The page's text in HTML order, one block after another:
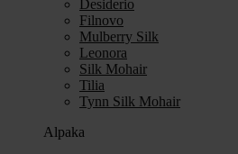
Desiderio
Filnovo
Mulberry Silk
Leonora
Silk Mohair
Tilia
Tynn Silk Mohair
Alpaka